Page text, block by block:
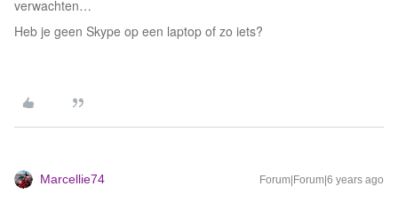
verwachten…
Heb je geen Skype op een laptop of zo iets?
Marcellie74 Forum|Forum|6 years ago